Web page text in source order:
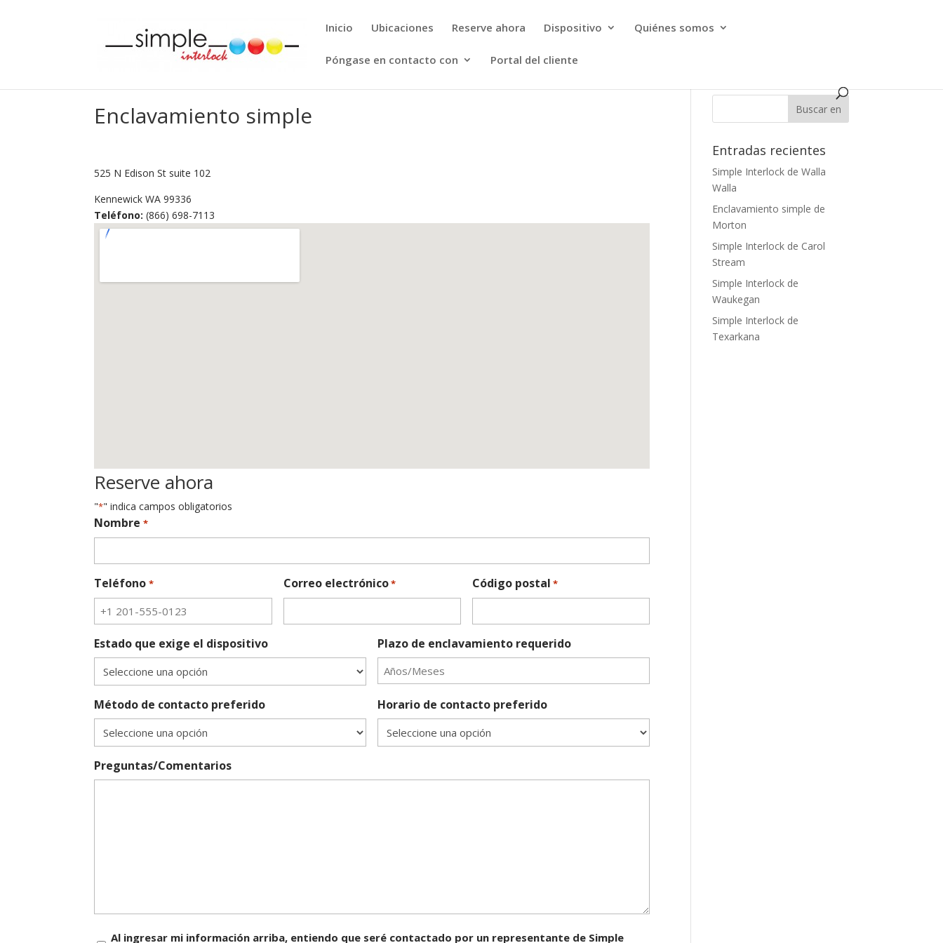
Inicio Ubicaciones Reserve ahora Dispositivo Quiénes somos
Póngase en contacto con Portal del cliente
Enclavamiento simple
525 N Edison St suite 102
Kennewick WA 99336
Teléfono: (866) 698-7113
Reserve ahora
"*" indica campos obligatorios
Nombre *
Teléfono * Correo electrónico* Código postal *
Estado que exige el dispositivo Plazo de enclavamiento requerido
Método de contacto preferido Horario de contacto preferido
Preguntas/Comentarios
Consentimiento
Al ingresar mi información arriba, entiendo que seré contactado por un representante de Simple
Entradas recientes
Simple Interlock de Walla
Walla
Enclavamiento simple de
Morton
Simple Interlock de Carol
Stream
Simple Interlock de
Waukegan
Simple Interlock de
Texarkana